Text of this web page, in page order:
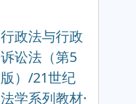
行政法与行政
诉讼法（第5
版）/21世纪
法学系列教材·